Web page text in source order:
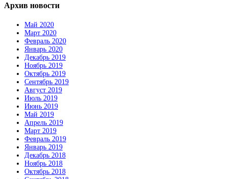
Архив новости
Май 2020
Март 2020
Февраль 2020
Январь 2020
Декабрь 2019
Ноябрь 2019
Октябрь 2019
Сентябрь 2019
Август 2019
Июль 2019
Июнь 2019
Май 2019
Апрель 2019
Март 2019
Февраль 2019
Январь 2019
Декабрь 2018
Ноябрь 2018
Октябрь 2018